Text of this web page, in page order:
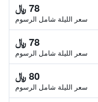
78 ﷼
سعر الليلة شامل الرسوم
78 ﷼
سعر الليلة شامل الرسوم
80 ﷼
سعر الليلة شامل الرسوم